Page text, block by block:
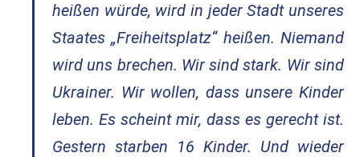
heißen würde, wird in jeder Stadt unseres
Staates „Freiheitsplatz“ heißen. Niemand
wird uns brechen. Wir sind stark. Wir sind
Ukrainer. Wir wollen, dass unsere Kinder
leben. Es scheint mir, dass es gerecht ist.
Gestern starben 16 Kinder. Und wieder